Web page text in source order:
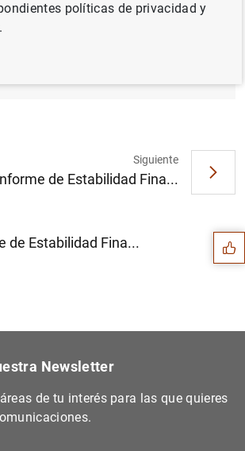
de Estabilidad Fina...
Siguiente
de Estabilidad Fina... Sugerencias
Newsletter
de tu interés para las que quieres
políticas de privacidad y